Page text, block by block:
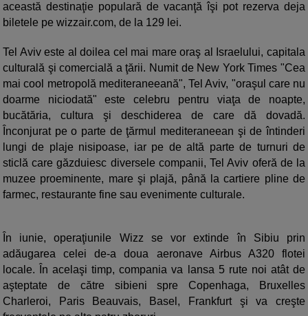
această destinaţie populară de vacanţă îşi pot rezerva deja
biletele pe wizzair.com, de la 129 lei.
Tel Aviv este al doilea cel mai mare oraş al Israelului, capitala
culturală şi comercială a ţării. Numit de New York Times "Cea
mai cool metropolă mediteraneeană", Tel Aviv, "oraşul care nu
doarme niciodată" este celebru pentru viaţa de noapte,
bucătăria, cultura şi deschiderea de care dă dovadă.
Înconjurat pe o parte de ţărmul mediteraneean şi de întinderi
lungi de plaje nisipoase, iar pe de altă parte de turnuri de
sticlă care găzduiesc diversele companii, Tel Aviv oferă de la
muzee proeminente, mare şi plajă, până la cartiere pline de
farmec, restaurante fine sau evenimente culturale.
În iunie, operaţiunile Wizz se vor extinde în Sibiu prin
adăugarea celei de-a doua aeronave Airbus A320 flotei
locale. În acelaşi timp, compania va lansa 5 rute noi atât de
aşteptate de către sibieni spre Copenhaga, Bruxelles
Charleroi, Paris Beauvais, Basel, Frankfurt şi va creşte